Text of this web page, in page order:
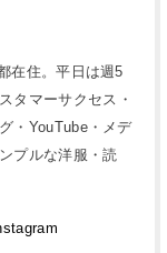
在住。平日は週5
タマーサクセス・
・YouTube・メデ
プルな洋服・読